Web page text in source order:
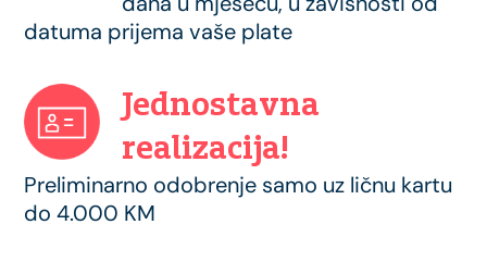
datuma prijema vaše plate
Jednostavna
realizacija!
Preliminarno odobrenje samo uz ličnu kartu
do 4.000 KM